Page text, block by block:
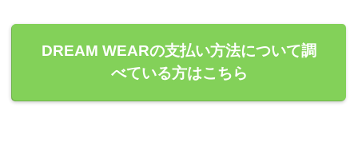
DREAM WEARの支払い方法について調
べている方はこちら